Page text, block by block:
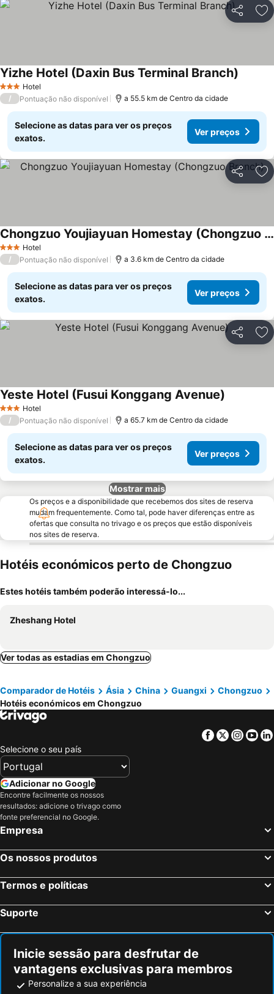
Partilhar
3 EstrelasHotel
Yizhe Hotel (Daxin Bus Terminal Branch)
/ Pontuação não disponível a 55.5 km de Centro da cidade
Selecione as datas para ver os preços
exatos.
Ver preços
Partilhar
3 EstrelasHotel
Chongzuo Youjiayuan Homestay (Chongzuo Branch)
/ Pontuação não disponível a 3.6 km de Centro da cidade
Selecione as datas para ver os preços
exatos.
Ver preços
Partilhar
3 EstrelasHotel
Yeste Hotel (Fusui Konggang Avenue)
/ Pontuação não disponível a 65.7 km de Centro da cidade
Selecione as datas para ver os preços
exatos.
Ver preços
Mostrar mais
Os preços e a disponibilidade que recebemos dos sites de reserva
mudam frequentemente. Como tal, pode haver diferenças entre as
ofertas que consulta no trivago e os preços que estão disponíveis
nos sites de reserva.
Hotéis económicos perto de Chongzuo
Estes hotéis também poderão interessá-lo...
Zheshang Hotel
Ver todas as estadias em Chongzuo
Comparador de Hotéis Ásia China Guangxi
Chongzuo
Hotéis económicos em Chongzuo
Facebook
Twitter
Selecione o seu país
Adicionar no Google
Encontre facilmente os nossos
resultados: adicione o trivago como
fonte preferencial no Google.
Empresa
Os nossos produtos
Termos e políticas
Suporte
Inicie sessão para desfrutar de
vantagens exclusivas para membros
Personalize a sua experiência